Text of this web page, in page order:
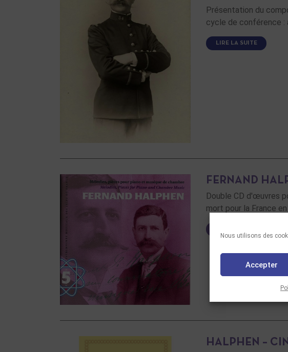
Nous utilisons des
Accepter
Présentation du
cycle de conférence :
LIRE LA SUITE
FERNAND
Double CD d'œuvres
mort pour la France
HALPHEN –